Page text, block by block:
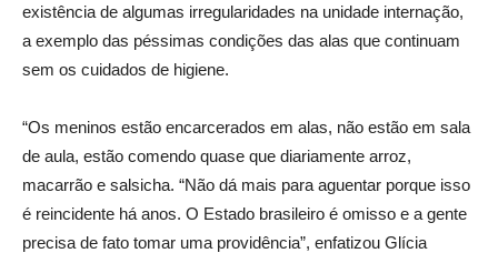
existência de algumas irregularidades na unidade internação,
a exemplo das péssimas condições das alas que continuam
sem os cuidados de higiene.
“Os meninos estão encarcerados em alas, não estão em sala
de aula, estão comendo quase que diariamente arroz,
macarrão e salsicha. “Não dá mais para aguentar porque isso
é reincidente há anos. O Estado brasileiro é omisso e a gente
precisa de fato tomar uma providência”, enfatizou Glícia